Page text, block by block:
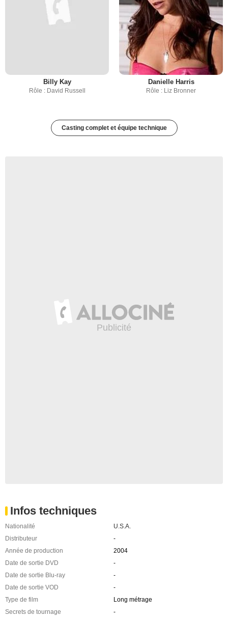
Billy Kay
Rôle : David Russell
Danielle Harris
Rôle : Liz Bronner
Casting complet et équipe technique
Infos techniques
Nationalité
U.S.A.
Distributeur
-
Année de production
2004
Date de sortie DVD
-
Date de sortie Blu-ray
-
Date de sortie VOD
-
Type de film
Long métrage
Secrets de tournage
-